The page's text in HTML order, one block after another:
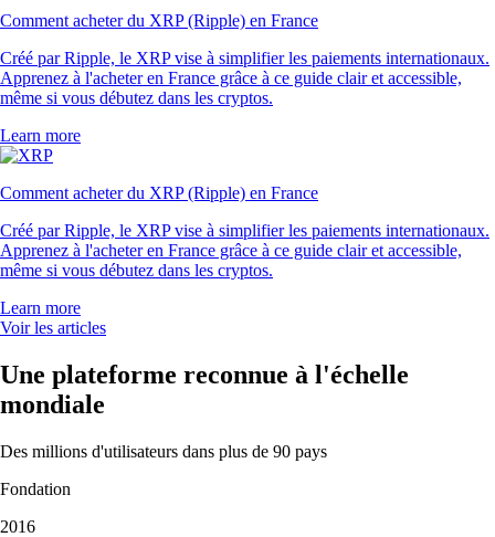
Comment acheter du XRP (Ripple) en France
Créé par Ripple, le XRP vise à simplifier les paiements internationaux.
Apprenez à l'acheter en France grâce à ce guide clair et accessible,
même si vous débutez dans les cryptos.
Learn more
Comment acheter du XRP (Ripple) en France
Créé par Ripple, le XRP vise à simplifier les paiements internationaux.
Apprenez à l'acheter en France grâce à ce guide clair et accessible,
même si vous débutez dans les cryptos.
Learn more
Voir les articles
Une plateforme reconnue à l'échelle
mondiale
Des millions d'utilisateurs dans plus de 90 pays
Fondation
2016